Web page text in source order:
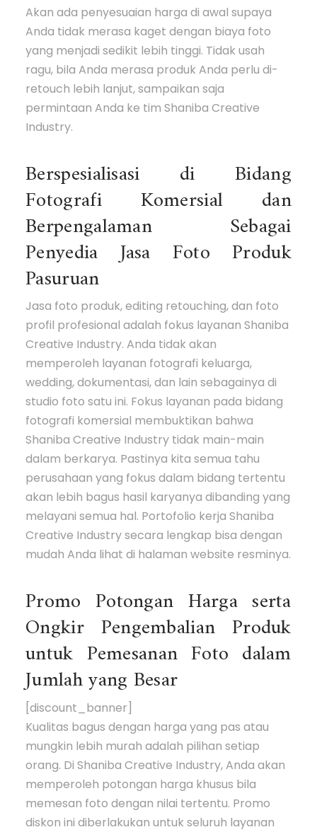
Akan ada penyesuaian harga di awal supaya
Anda tidak merasa kaget dengan biaya foto
yang menjadi sedikit lebih tinggi. Tidak usah
ragu, bila Anda merasa produk Anda perlu di-
retouch lebih lanjut, sampaikan saja
permintaan Anda ke tim Shaniba Creative
Industry.
Berspesialisasi di Bidang
Fotografi Komersial dan
Berpengalaman Sebagai
Penyedia Jasa Foto Produk
Pasuruan
Jasa foto produk, editing retouching, dan foto
profil profesional adalah fokus layanan Shaniba
Creative Industry. Anda tidak akan
memperoleh layanan fotografi keluarga,
wedding, dokumentasi, dan lain sebagainya di
studio foto satu ini. Fokus layanan pada bidang
fotografi komersial membuktikan bahwa
Shaniba Creative Industry tidak main-main
dalam berkarya. Pastinya kita semua tahu
perusahaan yang fokus dalam bidang tertentu
akan lebih bagus hasil karyanya dibanding yang
melayani semua hal. Portofolio kerja Shaniba
Creative Industry secara lengkap bisa dengan
mudah Anda lihat di halaman website resminya.
Promo Potongan Harga serta
Ongkir Pengembalian Produk
untuk Pemesanan Foto dalam
Jumlah yang Besar
[discount_banner]
Kualitas bagus dengan harga yang pas atau
mungkin lebih murah adalah pilihan setiap
orang. Di Shaniba Creative Industry, Anda akan
memperoleh potongan harga khusus bila
memesan foto dengan nilai tertentu. Promo
diskon ini diberlakukan untuk seluruh layanan